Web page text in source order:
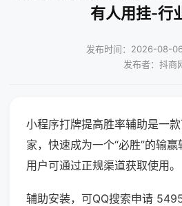
有人用挂-行
发布时间：2026-08-
发布者：抖商
小程序打牌提高胜率辅助是一
家，快速成为一个“必胜”的输
用户可通过正规渠道获取使用。
辅助安装，可QQ搜索申请